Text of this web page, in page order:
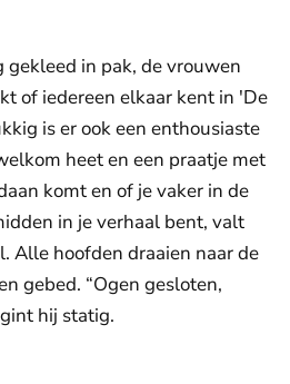
gekleed in pak, de vrouwen
of iedereen elkaar kent in 'De
is er ook een enthousiaste
heet en een praatje met
komt en of je vaker in de
in je verhaal bent, valt
Alle hoofden draaien naar de
gebed. “Ogen gesloten,
hij statig.